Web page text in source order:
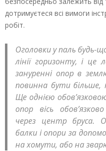
дотримуєтеся всі вимоги
робіт.
Оголовки у паль будь-
лінії горизонту, і
зануренні опор в
повинна бути більше,
Ще однією
опор вісь
через центр бруса.
балки і опори за
на хомути, або на